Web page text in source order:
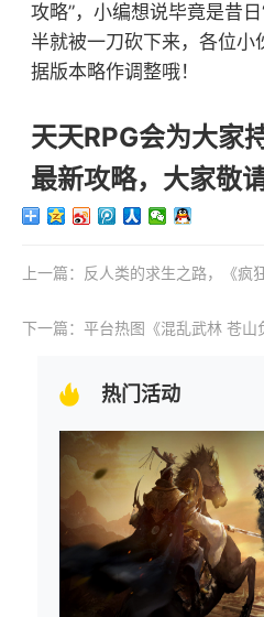
攻略”，小编想说毕竟是昔
半就被一刀砍下来，各位小
据版本略作调整哦！
天天RPG会为大家
最新攻略，大家敬请
上一篇：反人类的求生之路，《疯
下一篇：平台热图《混乱武林 苍
热门活动